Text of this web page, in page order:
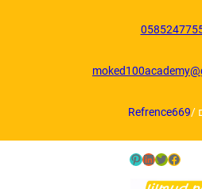
/
Refrence669
Facebook
Twitter
LinkedIn
Pinterest